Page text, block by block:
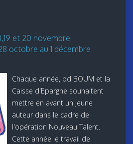
et 20 novembre
octobre au 1 décembre
Chaque année, bd BOUM et la
Caisse d'Epargne souhaitent
mettre en avant un jeune
auteur dans le cadre de
l'opération Nouveau Talent.
Cette année le travail de